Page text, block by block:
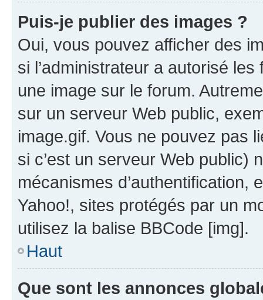
Puis-je publier des images ?
Oui, vous pouvez afficher des
si l’administrateur a autorisé
une image sur le forum.
sur un serveur Web public,
image.gif. Vous ne pouvez pas
si c’est un serveur Web public)
mécanismes d’authentification,
Yahoo!, sites protégés par un
utilisez la balise BBCode [img].
Haut
Que sont les annonces